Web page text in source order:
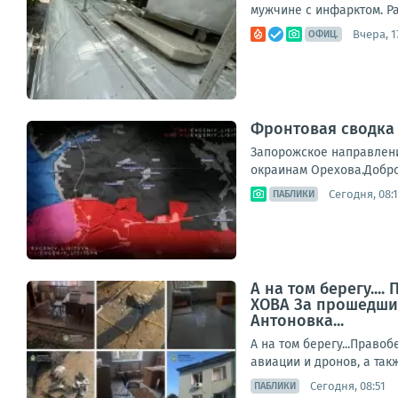
мужчине с инфарктом.
ОФИЦ. Вчера,
Фронтовая сводка
Запорожское
окраинам
ПАБЛИКИ Сегодня,
А на том
ХОВА За
Антоновка...
А на том
авиации и дронов, а
ПАБЛИКИ Сегодня, 08:51